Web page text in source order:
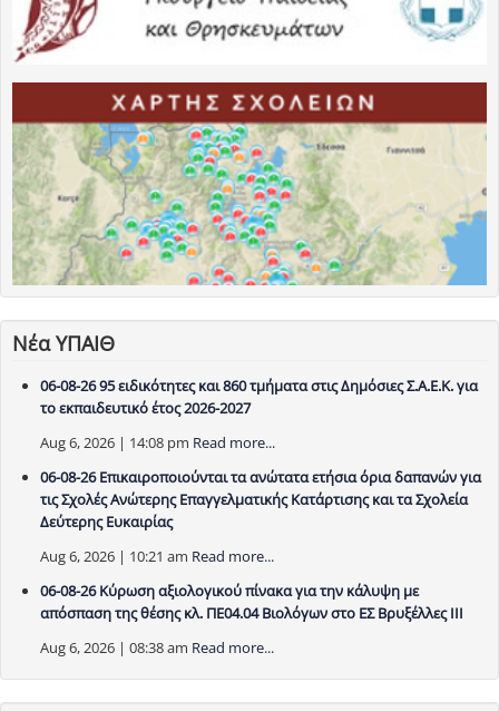
Νέα ΥΠΑΙΘ
06-08-26 95 ειδικότητες και 860 τμήματα στις Δημόσιες Σ.Α.Ε.Κ. για
το εκπαιδευτικό έτος 2026-2027
Aug 6, 2026 | 14:08 pm Read more...
06-08-26 Επικαιροποιούνται τα ανώτατα ετήσια όρια δαπανών για
τις Σχολές Ανώτερης Επαγγελματικής Κατάρτισης και τα Σχολεία
Δεύτερης Ευκαιρίας
Aug 6, 2026 | 10:21 am Read more...
06-08-26 Κύρωση αξιολογικού πίνακα για την κάλυψη με
απόσπαση της θέσης κλ. ΠΕ04.04 Βιολόγων στο ΕΣ Βρυξέλλες ΙΙΙ
Aug 6, 2026 | 08:38 am Read more...